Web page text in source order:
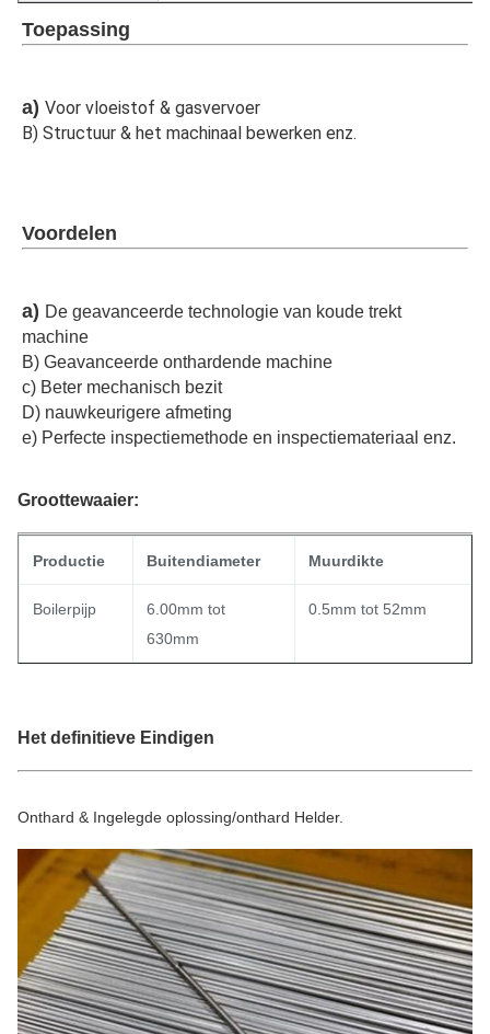
Toepassing
a) Voor vloeistof & gasvervoer
B) Structuur & het machinaal bewerken enz.
Voordelen
a) De geavanceerde technologie van koude trekt
machine
B) Geavanceerde onthardende machine
c) Beter mechanisch bezit
D) nauwkeurigere afmeting
e) Perfecte inspectiemethode en inspectiemateriaal enz.
Groottewaaier:
Productie Buitendiameter Muurdikte
Boilerpijp
6.00mm tot
630mm
0.5mm tot 52mm
Het definitieve Eindigen
Onthard & Ingelegde oplossing/onthard Helder.